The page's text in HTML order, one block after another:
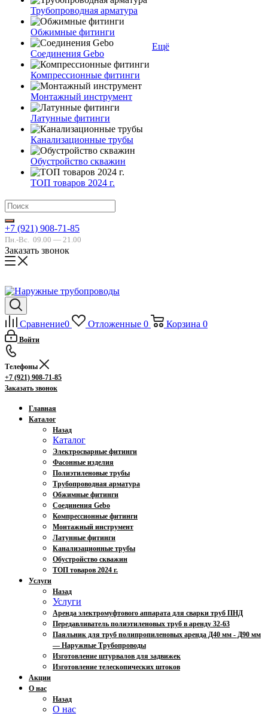
Трубопроводная арматура
Обжимные фитинги
Соединения Gebo
Компрессионные фитинги
Монтажный инструмент
Латунные фитинги
Канализационные трубы
Обустройство скважин
ТОП товаров 2024 г.
Ещё
+7 (921) 908-71-85
Пн.-Вс. 09.00 — 21.00
Заказать звонок
Сравнение0 Отложенные 0 Корзина 0
Войти
Телефоны
+7 (921) 908-71-85
Заказать звонок
Главная
Каталог
Назад
Каталог
Электросварные фитинги
Фасонные изделия
Полиэтиленовые трубы
Трубопроводная арматура
Обжимные фитинги
Соединения Gebo
Компрессионные фитинги
Монтажный инструмент
Латунные фитинги
Канализационные трубы
Обустройство скважин
ТОП товаров 2024 г.
Услуги
Назад
Услуги
Аренда электромуфтового аппарата для сварки труб ПНД
Передавливатель полиэтиленовых труб в аренду 32-63
Паяльник для труб полипропиленовых аренда Д40 мм - Д90 мм
— Наружные Трубопроводы
Изготовление штурвалов для задвижек
Изготовление телескопических штоков
Акции
О нас
Назад
О нас